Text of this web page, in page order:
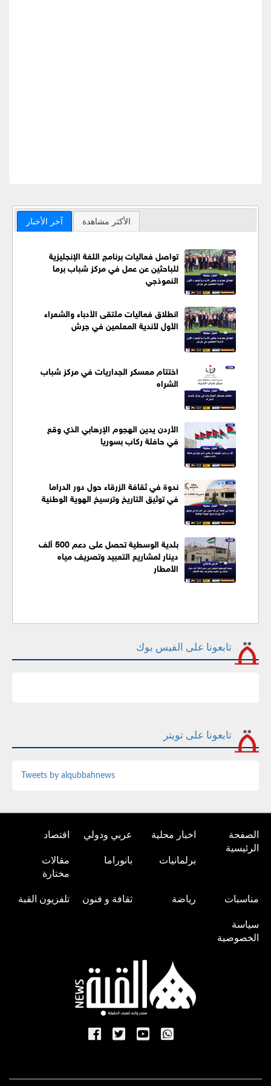
آخر الأخبار الأكثر مشاهدة
تواصل فعاليات برنامج اللغة الإنجليزية
للباحثين عن عمل في مركز شباب برما
النموذجي
انطلاق فعاليات ملتقى الأدباء والشعراء
الأول لأندية المعلمين في جرش
اختتام معسكر الجداريات في مركز شباب
الشراه
الأردن يدين الهجوم الإرهابي الذي وقع
في حافلة ركاب بسوريا
ندوة في ثقافة الزرقاء حول دور الدراما
في توثيق التاريخ وترسيخ الهوية الوطنية
بلدية الوسطية تحصل على دعم 500 ألف
دينار لمشاريع التعبيد وتصريف مياه
الأمطار
تابعونا على الفيس بوك
تابعونا على تويتر
Tweets by alqubbahnews
الصفحة
الرئيسية
اخبار محلية عربي ودولي اقتصاد
برلمانيات بانوراما
مقالات
مختارة
مناسبات رياضة ثقافة و فنون تلفزيون القبة
سياسة
الخصوصية